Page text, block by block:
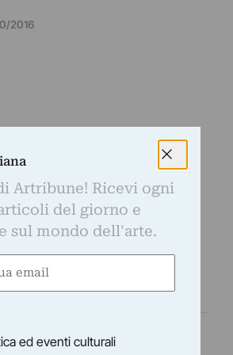
2016
Artribune! Ricevi ogni
del giorno e
sul mondo dell'arte.
ed eventi culturali